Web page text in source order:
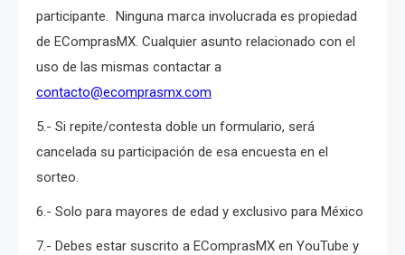
participante. Ninguna marca involucrada es propiedad
de EComprasMX. Cualquier asunto relacionado con el
uso de las mismas contactar a
contacto@ecomprasmx.com
5.- Si repite/contesta doble un formulario, será
cancelada su participación de esa encuesta en el
sorteo.
6.- Solo para mayores de edad y exclusivo para México
7.- Debes estar suscrito a EComprasMX en YouTube y